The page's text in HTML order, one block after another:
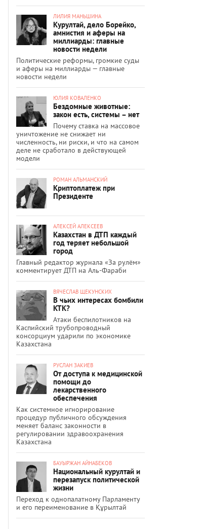
ЛИЛИЯ МАНЬШИНА
Курултай, дело Борейко,
амнистия и аферы на
миллиарды: главные
новости недели
Политические реформы, громкие суды
и аферы на миллиарды — главные
новости недели
ЮЛИЯ КОВАЛЕНКО
Бездомные животные:
закон есть, системы – нет
Почему ставка на массовое
уничтожение не снижает ни
численность, ни риски, и что на самом
деле не сработало в действующей
модели
РОМАН АЛЬМАНСКИЙ
Криптоплатеж при
Президенте
АЛЕКСЕЙ АЛЕКСЕЕВ
Казахстан в ДТП каждый
год теряет небольшой
город
Главный редактор журнала «За рулём»
комментирует ДТП на Аль-Фараби
ВЯЧЕСЛАВ ЩЕКУНСКИХ
В чьих интересах бомбили
КТК?
Атаки беспилотников на
Каспийский трубопроводный
консорциум ударили по экономике
Казахстана
РУСЛАН ЗАКИЕВ
От доступа к медицинской
помощи до
лекарственного
обеспечения
Как системное игнорирование
процедур публичного обсуждения
меняет баланс законности в
регулировании здравоохранения
Казахстана
БАУЫРЖАН АЙНАБЕКОВ
Национальный курултай и
перезапуск политической
жизни
Переход к однопалатному Парламенту
и его переименование в Құрылтай